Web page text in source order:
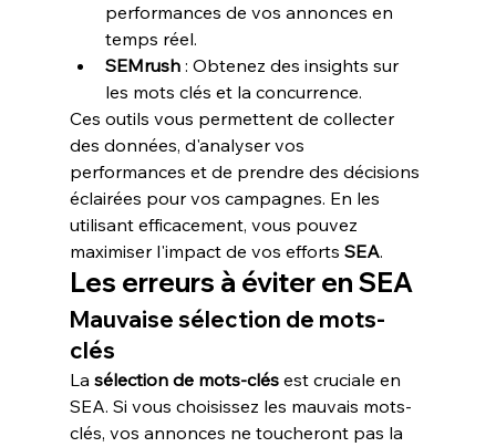
performances de vos annonces en
temps réel.
SEMrush : Obtenez des insights sur
les mots clés et la concurrence.
Ces outils vous permettent de collecter
des données, d'analyser vos
performances et de prendre des décisions
éclairées pour vos campagnes. En les
utilisant efficacement, vous pouvez
maximiser l'impact de vos efforts SEA.
Les erreurs à éviter en SEA
Mauvaise sélection de mots-
clés
La sélection de mots-clés est cruciale en
SEA. Si vous choisissez les mauvais mots-
clés, vos annonces ne toucheront pas la